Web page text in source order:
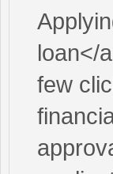
loan</
few